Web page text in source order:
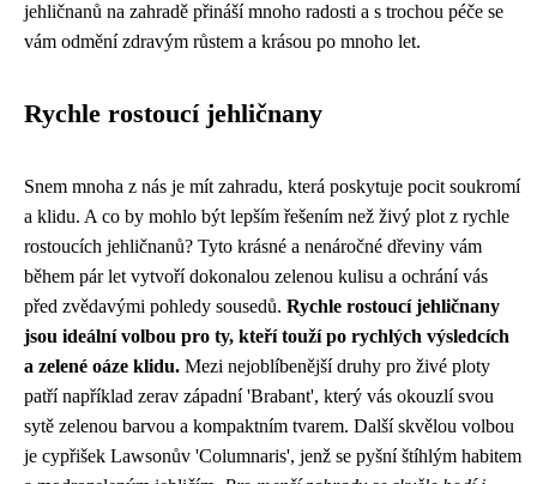
jehličnanů na zahradě přináší mnoho radosti a s trochou péče se
vám odmění zdravým růstem a krásou po mnoho let.
Rychle rostoucí jehličnany
Snem mnoha z nás je mít zahradu, která poskytuje pocit soukromí
a klidu. A co by mohlo být lepším řešením než živý plot z rychle
rostoucích jehličnanů? Tyto krásné a nenáročné dřeviny vám
během pár let vytvoří dokonalou zelenou kulisu a ochrání vás
před zvědavými pohledy sousedů. Rychle rostoucí jehličnany
jsou ideální volbou pro ty, kteří touží po rychlých výsledcích
a zelené oáze klidu. Mezi nejoblíbenější druhy pro živé ploty
patří například zerav západní 'Brabant', který vás okouzlí svou
sytě zelenou barvou a kompaktním tvarem. Další skvělou volbou
je cypřišek Lawsonův 'Columnaris', jenž se pyšní štíhlým habitem